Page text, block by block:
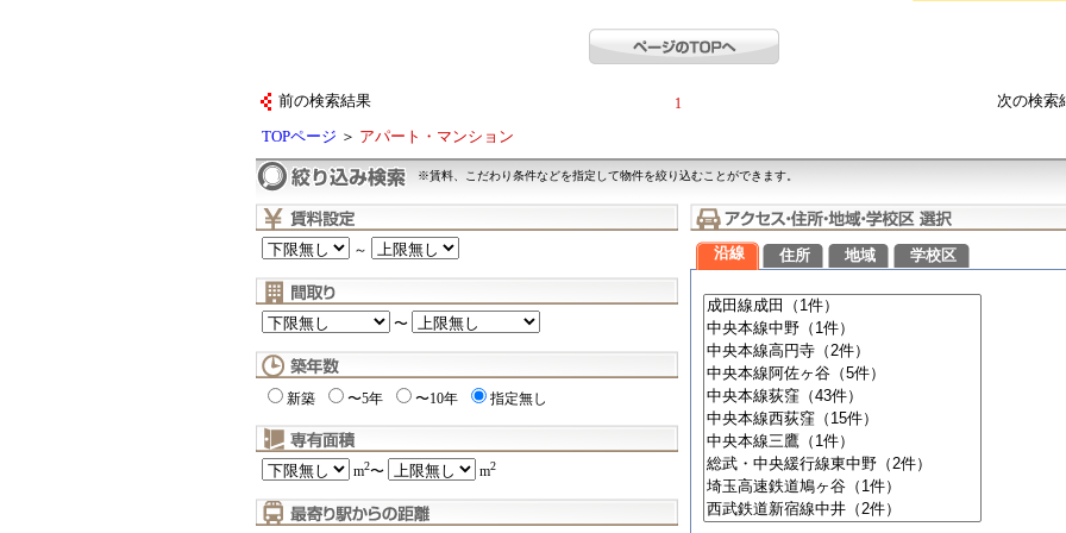
前の検索結果 1 次の検
TOPページ ＞ アパート・マンション
※賃料、こだわり条件などを指定して物件を絞り込むことができます。
～
〜
新築 〜5年 〜10年 指定無し
m2〜 m2
沿線 住所 地域 学校区